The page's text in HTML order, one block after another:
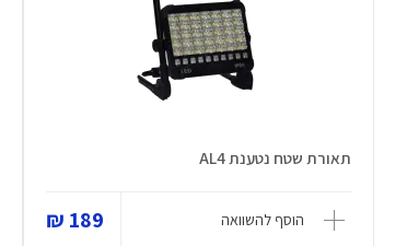
תאורת שטח נטענת AL4
הוסף להשוואה 189 ₪